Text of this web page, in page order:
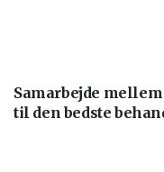
Samarbejde
til den bedste